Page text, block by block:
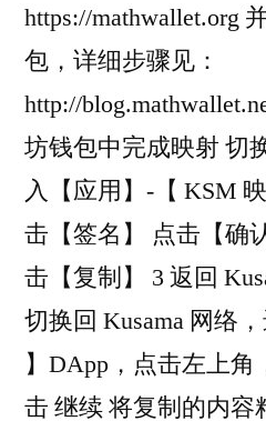
https://mathwallet.org
包，详细步骤见：
http://
坊钱包中完成映射 切
入【应用】-【 KSM
击【签名】 点击【确
击【复制】 3 返回
切换回 Kusama 网络
】DApp，点击左上角
击 继续 将复制的内容